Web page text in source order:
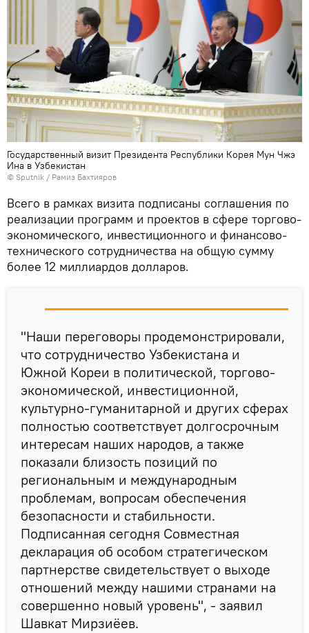
Государственный визит Президента Республики Корея Мун Чжэ
Ина в Узбекистан
© Sputnik / Рамиз Бахтияров
Всего в рамках визита подписаны соглашения по
реализации программ и проектов в сфере торгово-
экономического, инвестиционного и финансово-
технического сотрудничества на общую сумму
более 12 миллиардов долларов.
"Наши переговоры продемонстрировали,
что сотрудничество Узбекистана и
Южной Кореи в политической, торгово-
экономической, инвестиционной,
культурно-гуманитарной и других сферах
полностью соответствует долгосрочным
интересам наших народов, а также
показали близость позиций по
региональным и международным
проблемам, вопросам обеспечения
безопасности и стабильности.
Подписанная сегодня Совместная
декларация об особом стратегическом
партнерстве свидетельствует о выходе
отношений между нашими странами на
совершенно новый уровень", - заявил
Шавкат Мирзиёев.